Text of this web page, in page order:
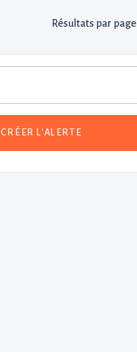
Résultats par page
CRÉER L'ALERTE